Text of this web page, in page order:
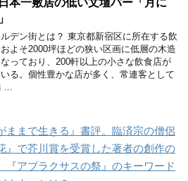
本一敷居の低い文壇バー「月に
デン街とは？ 東京都新宿区に所在する飲
よそ2000坪ほどの狭い区画に低層の木造
っており、200軒以上の小さな飲食店が
る。個性豊かな店が多く、常連客として
…
ままで生きる』書評。臨済宗の僧侶
』で芥川賞を受賞した著者の創作の
『アブラクサスの祭』のキーワード